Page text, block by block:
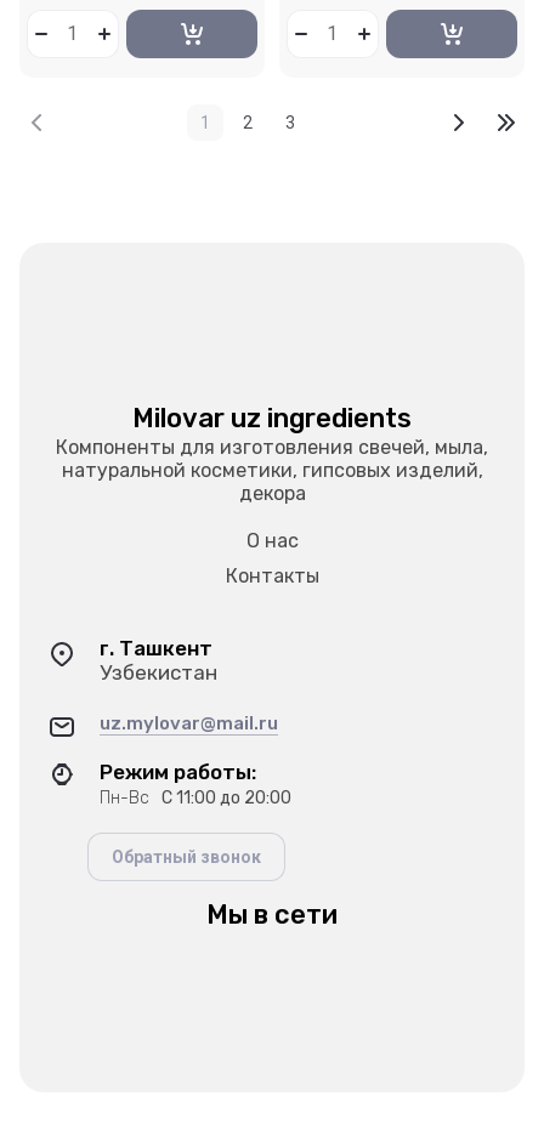
1 2 3
Milovar uz ingredients
Компоненты для изготовления свечей, мыла,
натуральной косметики, гипсовых изделий,
декора
О нас
Контакты
г. Ташкент
Узбекистан
uz.mylovar@mail.ru
Режим работы:
Пн-Вс С 11:00 до 20:00
Обратный звонок
Мы в сети